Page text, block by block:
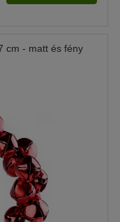
cm - matt és fény